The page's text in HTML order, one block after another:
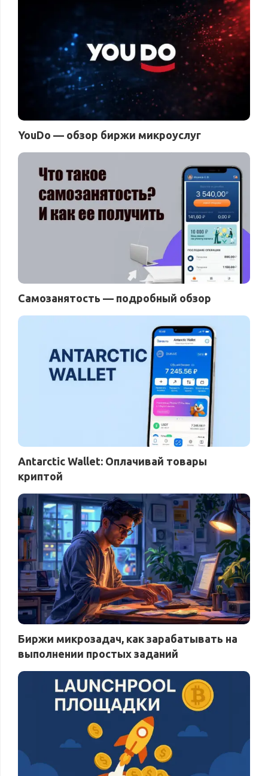
YouDo — обзор биржи микроуслуг
Самозанятость — подробный обзор
Antarctic Wallet: Оплачивай товары
криптой
Биржи микрозадач, как зарабатывать на
выполнении простых заданий